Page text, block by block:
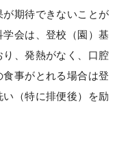
が期待できないことが
会は、登校（園）基
、発熱がなく、口腔
事がとれる場合は登
（特に排便後）を励